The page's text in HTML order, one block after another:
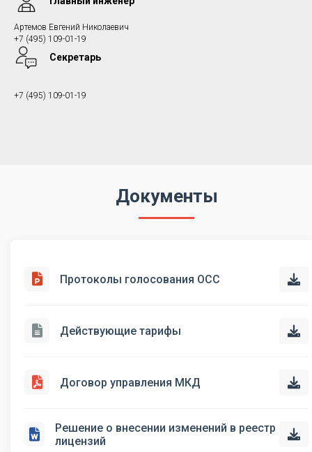
Артемов Евгений Николаевич
+7 (495) 109-01-19
Секретарь
+7 (495) 109-01-19
Документы
Протоколы голосования ОСС
Действующие тарифы
Договор управления МКД
Решение о внесении изменений в реестр
лицензий